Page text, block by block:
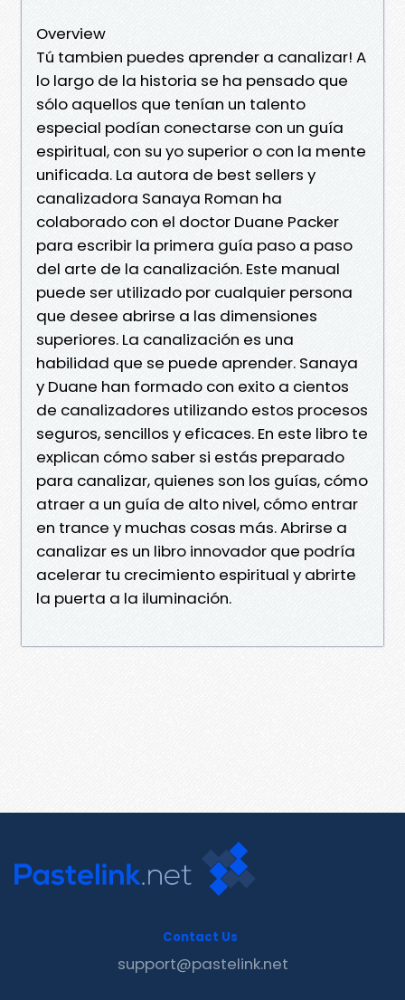
Overview
Tú tambien puedes aprender a canalizar! A
lo largo de la historia se ha pensado que
sólo aquellos que tenían un talento
especial podían conectarse con un guía
espiritual, con su yo superior o con la mente
unificada. La autora de best sellers y
canalizadora Sanaya Roman ha
colaborado con el doctor Duane Packer
para escribir la primera guía paso a paso
del arte de la canalización. Este manual
puede ser utilizado por cualquier persona
que desee abrirse a las dimensiones
superiores. La canalización es una
habilidad que se puede aprender. Sanaya
y Duane han formado con exito a cientos
de canalizadores utilizando estos procesos
seguros, sencillos y eficaces. En este libro te
explican cómo saber si estás preparado
para canalizar, quienes son los guías, cómo
atraer a un guía de alto nivel, cómo entrar
en trance y muchas cosas más. Abrirse a
canalizar es un libro innovador que podría
acelerar tu crecimiento espiritual y abrirte
la puerta a la iluminación.
Contact Us
support@pastelink.net